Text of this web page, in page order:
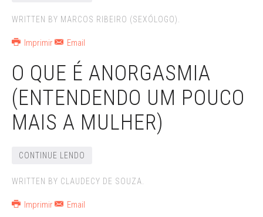
WRITTEN BY MARCOS RIBEIRO (SEXÓLOGO).
Imprimir Email
O QUE É ANORGASMIA
(ENTENDENDO UM POUCO
MAIS A MULHER)
CONTINUE LENDO
WRITTEN BY CLAUDECY DE SOUZA.
Imprimir Email